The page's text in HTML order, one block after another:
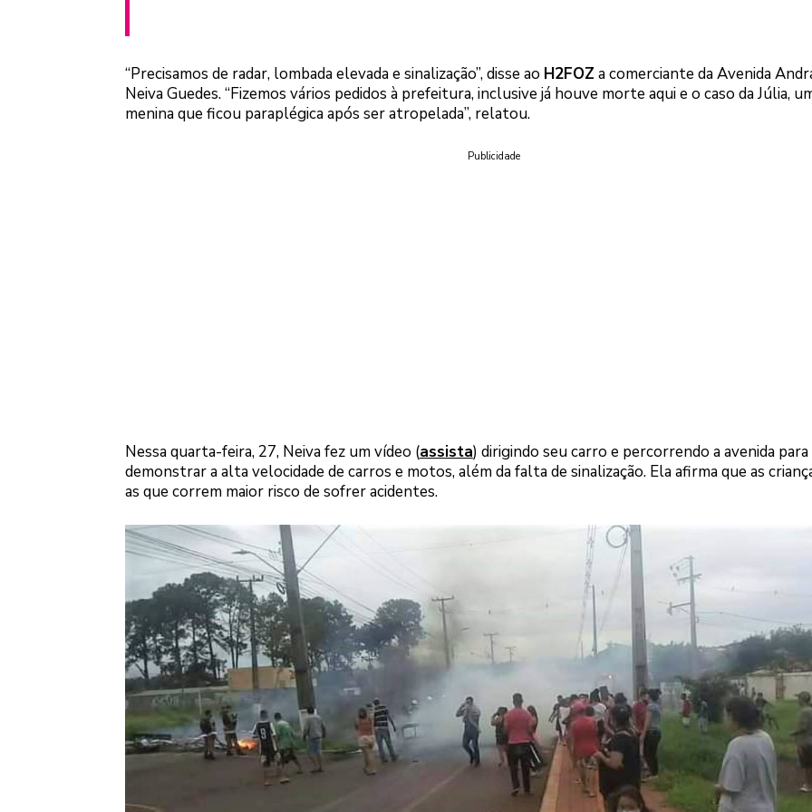
“Precisamos de radar, lombada elevada e sinalização”, disse ao H2FOZ a comerciante da Avenida
Neiva Guedes. “Fizemos vários pedidos à prefeitura, inclusive já houve morte aqui e o caso da Júlia,
menina que ficou paraplégica após ser atropelada”, relatou.
Publicidade
Nessa quarta-feira, 27, Neiva fez um vídeo (assista) dirigindo seu carro e percorrendo a avenida para
demonstrar a alta velocidade de carros e motos, além da falta de sinalização. Ela afirma que as
as que correm maior risco de sofrer acidentes.